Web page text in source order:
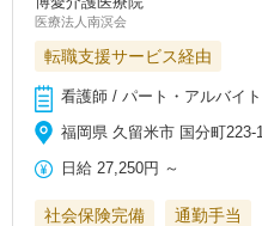
医療法人南溟会
転職支援サービス経由
看護師 / パート・アルバイト
福岡県 久留米市 国分町223-1
日給 27,250円 ～
社会保険完備 通勤手当